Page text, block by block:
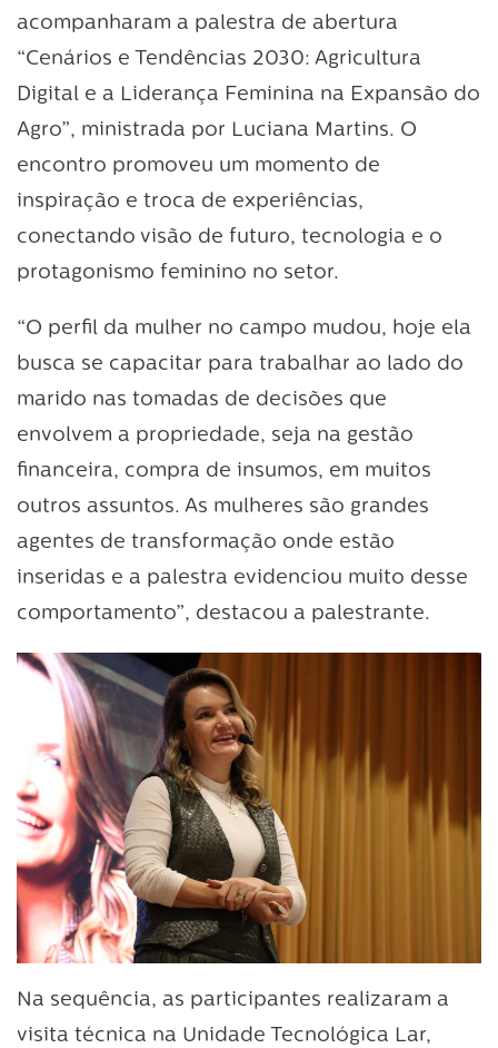
acompanharam a palestra de abertura
“Cenários e Tendências 2030: Agricultura
Digital e a Liderança Feminina na Expansão do
Agro”, ministrada por Luciana Martins. O
encontro promoveu um momento de
inspiração e troca de experiências,
conectando visão de futuro, tecnologia e o
protagonismo feminino no setor.
“O perfil da mulher no campo mudou, hoje ela
busca se capacitar para trabalhar ao lado do
marido nas tomadas de decisões que
envolvem a propriedade, seja na gestão
financeira, compra de insumos, em muitos
outros assuntos. As mulheres são grandes
agentes de transformação onde estão
inseridas e a palestra evidenciou muito desse
comportamento”, destacou a palestrante.
Na sequência, as participantes realizaram a
visita técnica na Unidade Tecnológica Lar,